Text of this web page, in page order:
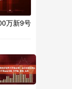
万新9号